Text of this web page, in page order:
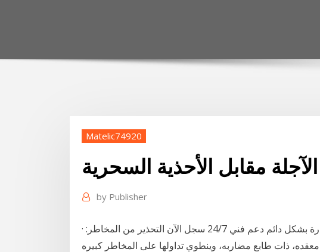
Matelic74920
مقابل الأحذية السحرية
by Publisher
· مرافقة من قبل خبراء السوق العرب للإستشارة بشكل دائم دعم فني 24/7 سجل الآن التحذير من المخاطر:
ذات طابع مضاربه، وينطوي تداولها على المخاطر كبيره